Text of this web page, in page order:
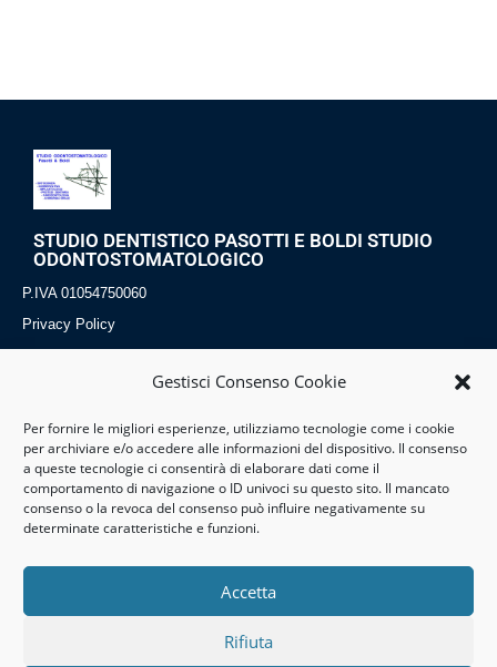
Gestisci Consenso Cookie
Per fornire le migliori esperienze, utilizziamo tecnologie come i cookie
per archiviare e/o accedere alle informazioni del dispositivo. Il consenso
a queste tecnologie ci consentirà di elaborare dati come il
comportamento di navigazione o ID univoci su questo sito. Il mancato
consenso o la revoca del consenso può influire negativamente su
determinate caratteristiche e funzioni.
Accetta
Rifiuta
STUDIO DENTISTICO PASOTTI E BOLDI STUDIO
ODONTOSTOMATOLOGICO
P.IVA 01054750060
Privacy Policy
Dove Siamo
P. Erbe 13
15057 Tortona (AL)
Contatti
Tel:0131 861249
Mail:studiopb@tor.it
Servizi
Implantologia
Odontostomatologia